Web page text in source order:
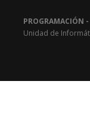
PROGRAMACIÓN
Unidad de